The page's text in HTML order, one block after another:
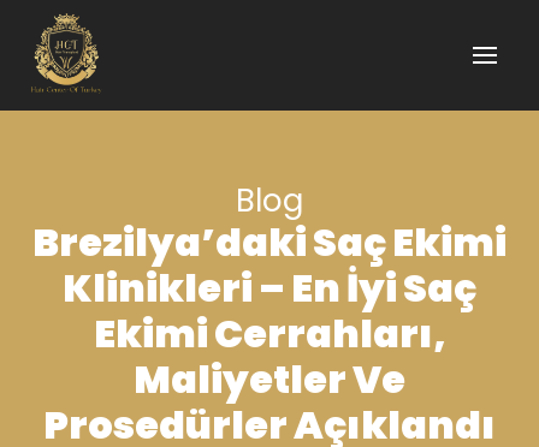
Blog
Brezilya’daki Saç Ekimi
Klinikleri – En İyi Saç
Ekimi Cerrahları,
Maliyetler Ve
Prosedürler Açıklandı